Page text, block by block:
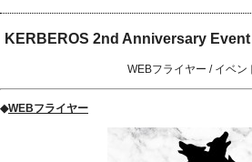
KERBEROS 2nd Anniversary Event
WEBフライヤー / イベン
◆WEBフライヤー